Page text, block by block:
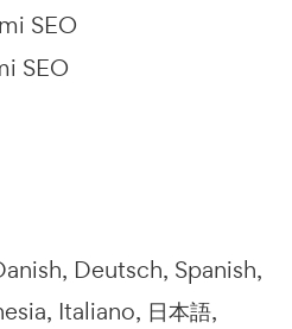
SEO
SEO
Deutsch Spanish
Italiano 日本語